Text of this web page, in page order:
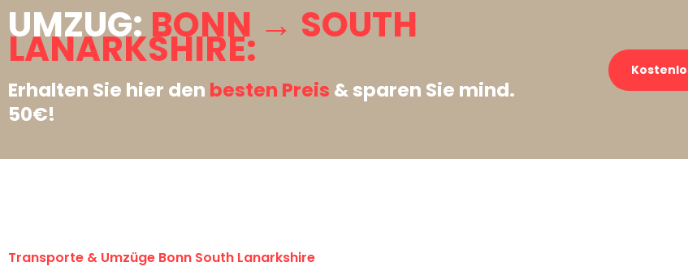
UMZUG:BONN → SOUTH
LANARKSHIRE:
Erhalten Sie hier den besten Preis & sparen Sie mind.
50€!
Transporte & Umzüge Bonn South Lanarkshire